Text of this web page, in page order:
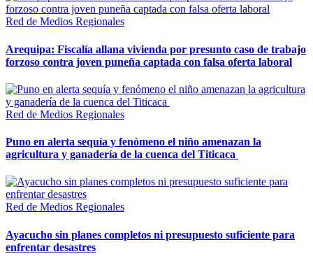
Red de Medios Regionales
Arequipa: Fiscalía allana vivienda por presunto caso de trabajo
forzoso contra joven puneña captada con falsa oferta laboral
Red de Medios Regionales
Puno en alerta sequía y fenómeno el niño amenazan la
agricultura y ganadería de la cuenca del Titicaca
Red de Medios Regionales
Ayacucho sin planes completos ni presupuesto suficiente para
enfrentar desastres